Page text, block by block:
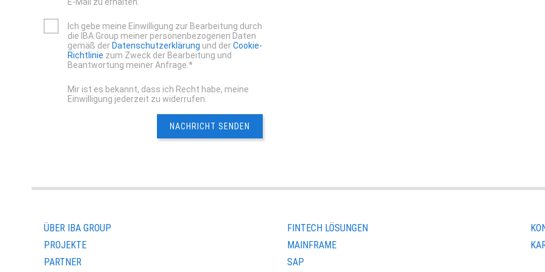
Ich gebe meine Einwilligung zur Bearbeitung durch
die IBA Group meiner personenbezogenen Daten
gemäß der Datenschutzerklärung und derCookie-
Richtlinie zum Zweck der Bearbeitung und
Beantwortung meiner Anfrage.*
Mir ist es bekannt, dass ich Recht habe, meine
Einwilligung jederzeit zu widerrufen.
ÜBER IBA GROUP
PROJEKTE
PARTNER
FINTECH LÖSUNGEN
MAINFRAME
SAP